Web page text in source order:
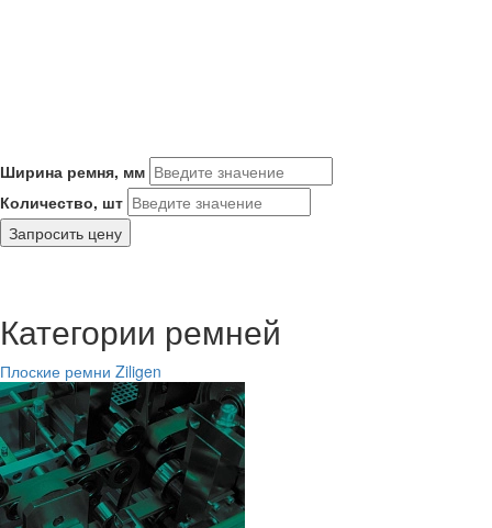
Ширина ремня, мм
Количество, шт
Запросить цену
Категории ремней
Плоские ремни Ziligen